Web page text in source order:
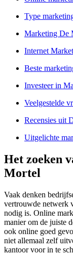
Type
Marketing De
Internet
Beste
Investeer in
Veelgestelde
Recensies uit
Uitgelichte
Het zoeken
Mortel
Vaak denken
vertrouwde netwerk
nodig is. Online
manier om de juiste
ook online goed
niet allemaal zelf
kantoor voor in te